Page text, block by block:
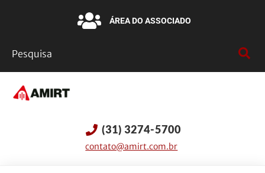
ÁREA DO ASSOCIADO
(31) 3274-5700
contato@amirt.com.br